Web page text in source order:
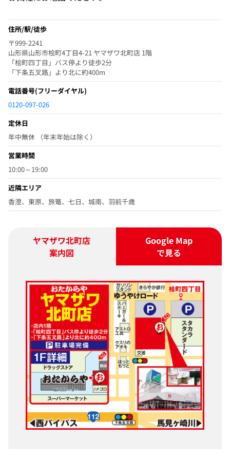
住所/駅/徒歩
〒999-2241
山形県山形市桧町4丁目4-21 ヤマザワ北町店 1階
「桧町四丁目」バス停より徒歩2分
「下条五叉路」より北に約400m
電話番号(フリーダイヤル)
0120-097-026
定休日
年中無休 （年末年始は除く）
営業時間
10:00～19:00
近隣エリア
香澄、東原、旅篭、七日、城南、羽前千歳
ヤマザワ北町店
案内図
Google Map
で見る